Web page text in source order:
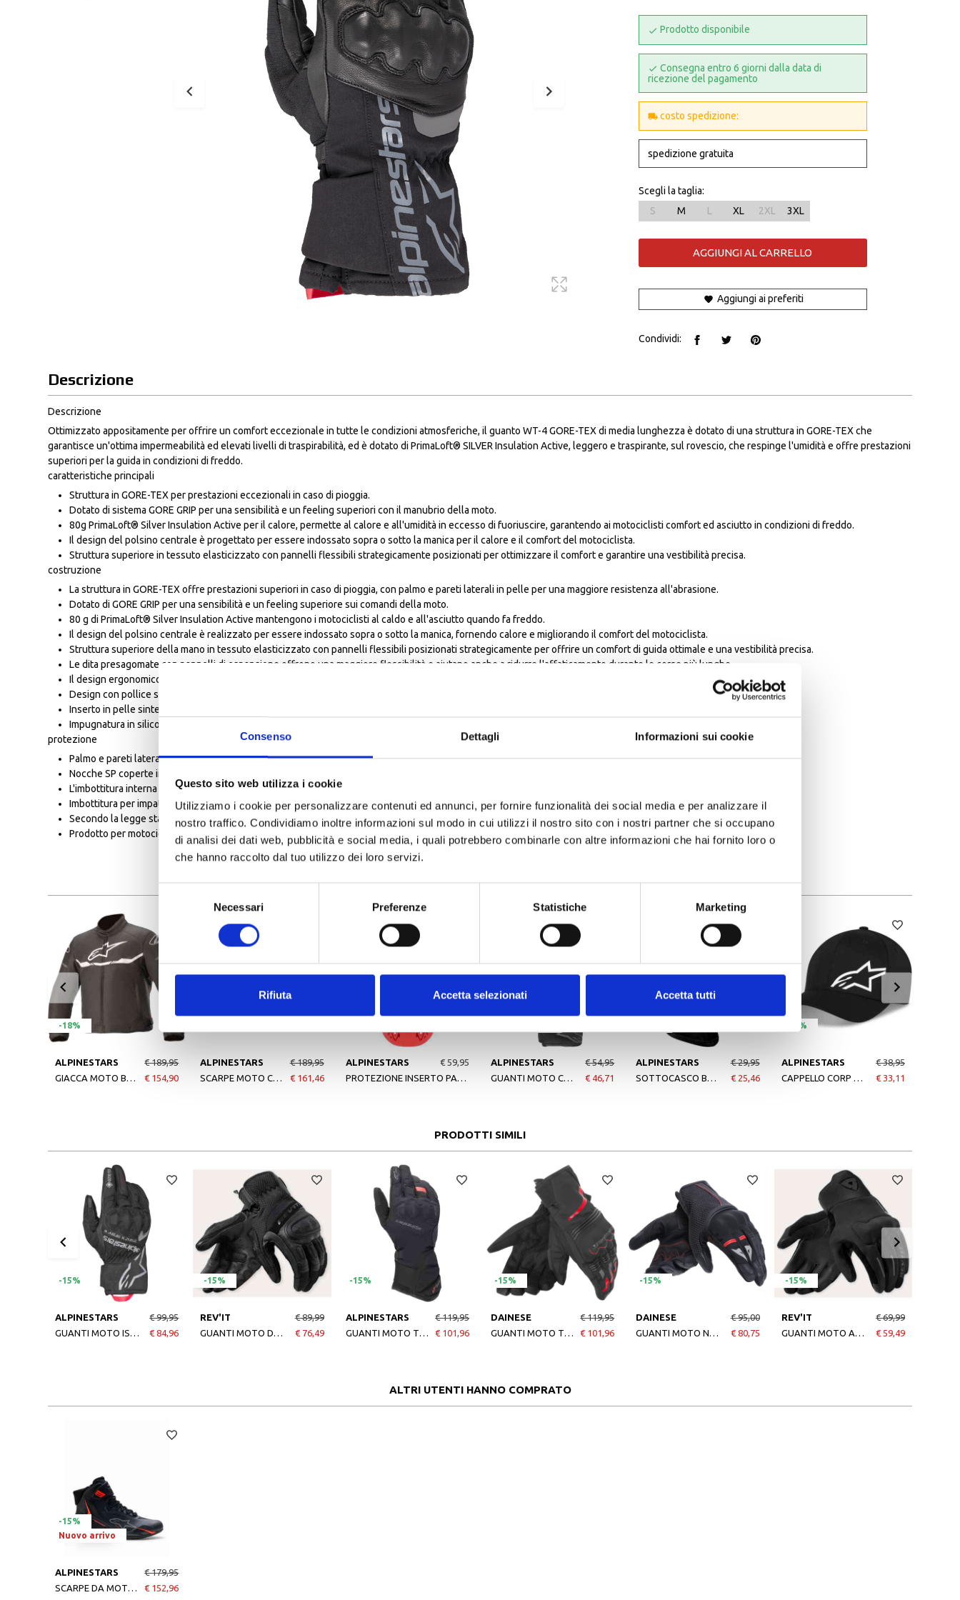
Consenso Dettagli Informazioni sui cookie
Questo sito web utilizza i cookie
Utilizziamo i cookie per personalizzare contenuti ed annunci, per fornire funzionalità dei social media e per analizzare il
nostro traffico. Condividiamo inoltre informazioni sul modo in cui utilizzi il nostro sito con i nostri partner che si occupano
di analisi dei dati web, pubblicità e social media, i quali potrebbero combinarle con altre informazioni che hai fornito loro o
che hanno raccolto dal tuo utilizzo dei loro servizi.
Necessari Preferenze Statistiche Marketing
Rifiuta Accetta selezionati Accetta tutti
Scarpe
Stivali Racing
Stivali Touring
Pantaloni
Sottocasco
Sottoguanti
Prodotto disponibile
Consegna entro 6 giorni dalla data di
ricezione del pagamento
costo spedizione:
spedizione gratuita
Scegli la taglia:
S
M L XL 2XL 3XL
AGGIUNGI AL CARRELLO
Aggiungi ai preferiti
Condividi:
Descrizione
Descrizione
Ottimizzato appositamente per offrire un comfort eccezionale in tutte le condizioni atmosferiche, il guanto WT-4 GORE-TEX di media lunghezza è dotato di una struttura in GORE-TEX che
garantisce un'ottima impermeabilità ed elevati livelli di traspirabilità, ed è dotato di PrimaLoft® SILVER Insulation Active, leggero e traspirante, sul rovescio, che respinge l'umidità e offre prestazioni
superiori per la guida in condizioni di freddo.
caratteristiche principali
Struttura in GORE-TEX per prestazioni eccezionali in caso di pioggia.
Dotato di sistema GORE GRIP per una sensibilità e un feeling superiori con il manubrio della moto.
80g PrimaLoft® Silver Insulation Active per il calore, permette al calore e all'umidità in eccesso di fuoriuscire, garantendo ai motociclisti comfort ed asciutto in condizioni di freddo.
Il design del polsino centrale è progettato per essere indossato sopra o sotto la manica per il calore e il comfort del motociclista.
Struttura superiore in tessuto elasticizzato con pannelli flessibili strategicamente posizionati per ottimizzare il comfort e garantire una vestibilità precisa.
costruzione
La struttura in GORE-TEX offre prestazioni superiori in caso di pioggia, con palmo e pareti laterali in pelle per una maggiore resistenza all'abrasione.
Dotato di GORE GRIP per una sensibilità e un feeling superiore sui comandi della moto.
80 g di PrimaLoft® Silver Insulation Active mantengono i motociclisti al caldo e all'asciutto quando fa freddo.
Il design del polsino centrale è realizzato per essere indossato sopra o sotto la manica, fornendo calore e migliorando il comfort del motociclista.
Struttura superiore della mano in tessuto elasticizzato con pannelli flessibili posizionati strategicamente per offrire un comfort di guida ottimale e una vestibilità precisa.
Le dita presagomate con pannelli di espansione offrono una maggiore flessibilità e aiutano anche a ridurre l'affaticamento durante le corse più lunghe.
Il design ergonomico dei polpastrelli riduce il numero di cuciture per un elevato livello di comfort.
Design con pollice squadrato per il comfort del motociclista.
Inserto in pelle sintetica conduttiva su pollice e indice per la compatibilità con il touchscreen.
Impugnatura in silicone sul polsino per una maggiore facilità d'uso.
protezione
Palmo e pareti laterali in pelle per una resistenza superiore all'abrasione, con una toppa in gomma sul palmo per una sensazione precisa e una durata migliorata.
Nocche SP coperte in tessuto per una protezione dagli impatti comprovata.
L'imbottitura interna del palmo è posizionata strategicamente sulla zona di atterraggio per una copertura aggiuntiva degli impatti critici.
Imbottitura per impatti posizionata strategicamente su dita e pollice per una copertura aggiuntiva in un'area critica.
Secondo la legge statutaria europea, il marchio CE è un requisito di conformità per la commercializzazione di questo prodotto. Si applicano i seguenti standard:
Prodotto per motociclismo completamente certificato CE: CE Livello 1 KP
-18%
ALPINESTARS
€ 189,95
€ 154,90
ALPINESTARS
€ 189,95
€ 161,46
ALPINESTARS
€ 59,95
ALPINESTARS
GUANTI MOTO COPPER BLACK
€ 54,95
€ 46,71
ALPINESTARS
€ 29,95
€ 25,46
-15%
ALPINESTARS
€ 38,95
€ 33,11
PRODOTTI SIMILI
-15%
ALPINESTARS
GUANTI MOTO ISOLANTI CRESTONE IN GORETEX BLACK
€ 99,95
€ 84,96
-15%
REV'IT
GUANTI MOTO DIRT 4 COL BLACK
€ 89,99
€ 76,49
-15%
ALPINESTARS
GUANTI MOTO TOURER W-7 V2 DRYSTAR BLACK
€ 119,95
€ 101,96
-15%
DAINESE
GUANTI MOTO TEMPEST UNISEX DDRY SHORT GLOV BLACK
€ 119,95
€ 101,96
-15%
DAINESE
GUANTI MOTO NAMIB GLOVES BLACKBLACK
€ 95,00
€ 80,75
-15%
REV'IT
GUANTI MOTO ANTIVENTO CRATER 3 NERO
€ 69,99
€ 59,49
ALTRI UTENTI HANNO COMPRATO
-15%
Nuovo arrivo
ALPINESTARS
SCARPE DA MOTO FASTER-4 DRYSTAR BLACK RIO RED RED FLUO
€ 179,95
€ 152,96